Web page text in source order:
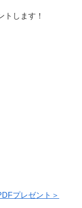
トします！
プレゼント＞